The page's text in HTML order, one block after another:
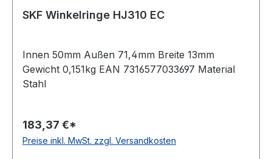
SKF Winkelringe HJ310 EC
Innen 50mm Außen 71,4mm Breite 13mm
Gewicht 0,151kg EAN 7316577033697 Material
Stahl
183,37 €*
Preise inkl. MwSt. zzgl. Versandkosten